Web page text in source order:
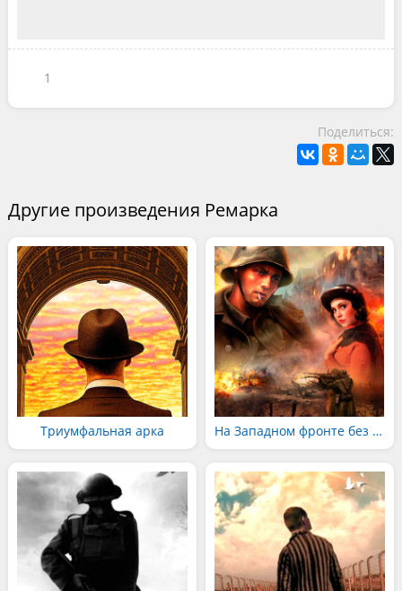
1
Поделиться:
Другие произведения Ремарка
Триумфальная арка На Западном фронте без перемен